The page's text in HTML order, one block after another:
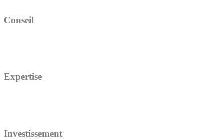
Conseil
Expertise
Investissement